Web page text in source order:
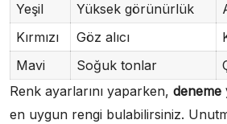
Yeşil
Yüksek görünürlük
Kırmızı
Göz alıcı
Mavi
Soğuk tonlar
Renk ayarlarını yaparken, deneme
en uygun rengi bulabilirsiniz.